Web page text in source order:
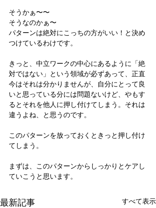
そうかぁ〜〜
そうなのかぁ〜
パターンは絶対にこっちの方がいい！と決め
つけているわけです。
きっと、中立ワークの中心にあるように「絶
対ではない」という領域が必ずあって、正直
今はそれは分かりませんが、自分にとって良
いと思っている分には問題ないけど、やもす
るとそれを他人に押し付けてしまう。それは
違うよね、と思うのです。
このパターンを放っておくときっと押し付け
てしまう。
まずは、このパターンからしっかりとケアし
ていこうと思います。
最新記事 すべて表示